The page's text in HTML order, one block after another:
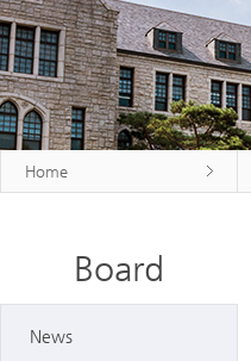
Home
Board
News